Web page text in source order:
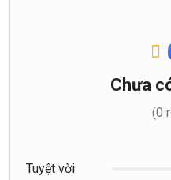
Chưa
(0
Tuyệt vời